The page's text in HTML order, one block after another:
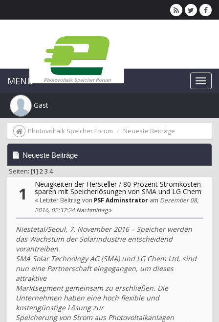
MENU
Gast
Photovoltaik Speicher Forum Neueste Beiträge
Neueste Beiträge
Seiten: [1] 2 3 4
1 Neuigkeiten der Hersteller /80 Prozent Stromkosten
sparen mit Speicherlösungen von SMA und LG Chem
« Letzter Beitrag von PSF Adminstrator am Dezember 08,
2016, 02:37:24 Nachmittag»
Niestetal/Seoul, 7. November 2016 – Speicher werden
das Wachstum der Solarindustrie entscheidend
vorantreiben.
SMA Solar Technology AG (SMA) und LG Chem Ltd. sind
nun eine Partnerschaft eingegangen, um dieses
attraktive
Marktsegment gemeinsam zu erschließen. Die
Unternehmen haben eine hoch flexible und
kostengünstige Lösung zur
Speicherung von Strom aus Photovoltaikanlagen